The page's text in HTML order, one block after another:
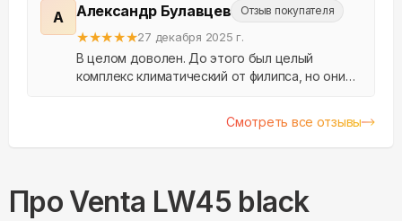
А Александр Булавцев Отзыв покупателя
★★★★★27 декабря 2025 г.
В целом доволен. До этого был целый
комплекс климатический от филипса, но они
Смотреть все отзывы
Про Venta LW45 black